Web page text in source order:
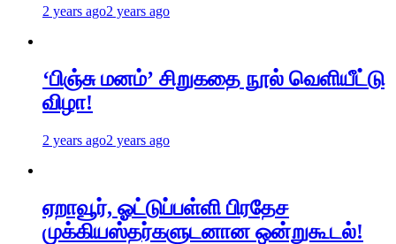
2 years ago2 years ago
‘பிஞ்சு மனம்’ சிறுகதை நூல் வெளியீட்டு
விழா!
2 years ago2 years ago
ஏறாவூர், ஓட்டுப்பள்ளி பிரதேச
முக்கியஸ்தர்களுடனான ஒன்றுகூடல்!